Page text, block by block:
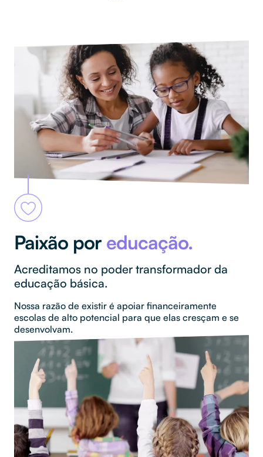
Paixão por educação.
Acreditamos no poder transformador da
educação básica.
Nossa razão de existir é apoiar financeiramente
escolas de alto potencial para que elas cresçam e se
desenvolvam.